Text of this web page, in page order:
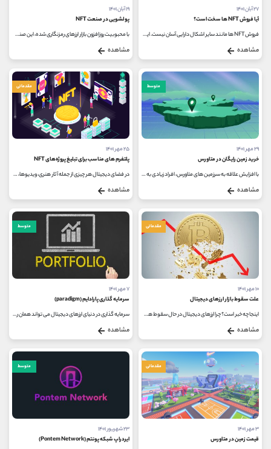
۲۷ آبان ۱۴۰۱
آیا فروش NFT ها سخت است؟
فروش NFT ها مانند سایر اشکال دارایی آسان نیست. ایجاد و سپس فروش آثار دیجیتالی شما هزینه‌های شبکه و بازار اتریوم را به همراه...
مشاهده
۱۹ آبان ۱۴۰۱
پولشویی در صنعت NFT
با محبوبیت روزافزون بازار ارزهای رمزنگاری شده، این صنعت مورد توجه بسیاری از کلاهبرداران قرار گرفته است و آن ها با استفاده...
مشاهده
متوسط
۲۹ مهر ۱۴۰۱
خرید زمین رایگان در متاورس
با افزایش علاقه به سرزمین های متاورس، افراد زیادی به فکر سرمایه گذاری در این سرزمین های مجازی افتاده اند، در این بین برخی پلتفرم...
مشاهده
مقدماتی
۲۵ مهر ۱۴۰۱
پلتفرم های مناسب برای تبلیغ پروژه‌های NFT
در فضای دیجیتال هر چیزی از جمله آثار هنری، ویدیوها، تصاویر، آلبوم‌های موسیقی، آهنگ‌ها و توییت ها می‌توانند به عنوان...
مشاهده
مقدماتی
۱۰ مهر ۱۴۰۱
علت سقوط بازار ارزهای دیجیتال
اینجا چه خبر است؟ چرا ارزهای دیجیتال در حال سقوط هستند؟ شاید این سوالی باشد که این روزها زیاد می شنوید. معامله گران یا علاقه...
مشاهده
متوسط
۷ مهر ۱۴۰۱
سرمایه گذاری پارادایم (paradigm)
سرمایه گذاری در دنیای ارزهای دیجیتال می تواند همان راهی باشد که شما را به آزادی مالی برساند اما تنها کورکورانه نباید در این...
مشاهده
مقدماتی
۳ مهر ۱۴۰۱
قیمت زمین در متاورس
متوسط
۲۳ شهریور ۱۴۰۱
ایردراپ شبکه پونتم (Pontem Network)